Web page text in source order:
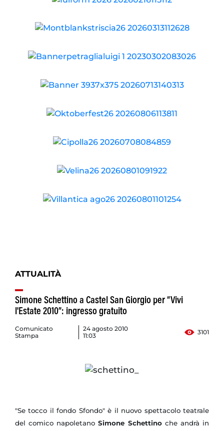
ATTUALITÀ
Simone Schettino a Castel San Giorgio per “Vivi
l'Estate 2010”: ingresso gratuito
Comunicato
Stampa
24 agosto 2010
11:03
3101
"Se tocco il fondo Sfondo" è il nuovo spettacolo teatrale
del comico napoletanoSimone Schettino che andrà in